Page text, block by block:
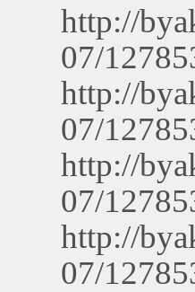
http://
07/
http://
07/
http://
07/
http://
07/